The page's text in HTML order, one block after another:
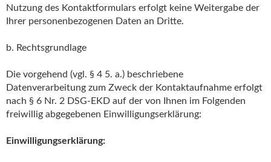
Nutzung des Kontaktformulars erfolgt keine Weitergabe der
Ihrer personenbezogenen Daten an Dritte.
b. Rechtsgrundlage
Die vorgehend (vgl. § 4 5. a.) beschriebene
Datenverarbeitung zum Zweck der Kontaktaufnahme erfolgt
nach § 6 Nr. 2 DSG-EKD auf der von Ihnen im Folgenden
freiwillig abgegebenen Einwilligungserklärung:
Einwilligungserklärung: